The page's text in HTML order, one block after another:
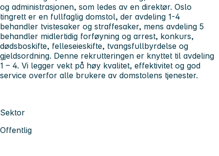
og administrasjonen, som ledes av en direktør. Oslo
tingrett er en fullfaglig domstol, der avdeling 1-4
behandler tvistesaker og straffesaker, mens avdeling 5
behandler midlertidig forføyning og arrest, konkurs,
dødsboskifte, felleseieskifte, tvangsfullbyrdelse og
gjeldsordning. Denne rekrutteringen er knyttet til avdeling
1 – 4. Vi legger vekt på høy kvalitet, effektivitet og god
service overfor alle brukere av domstolens tjenester.
Sektor
Offentlig